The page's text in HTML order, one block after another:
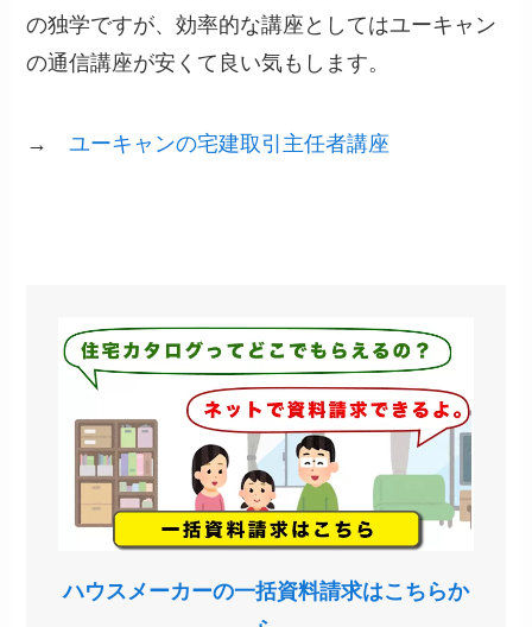
の独学ですが、効率的な講座としてはユーキャン
の通信講座が安くて良い気もします。
→ユーキャンの宅建取引主任者講座
ハウスメーカーの一括資料請求はこちらか